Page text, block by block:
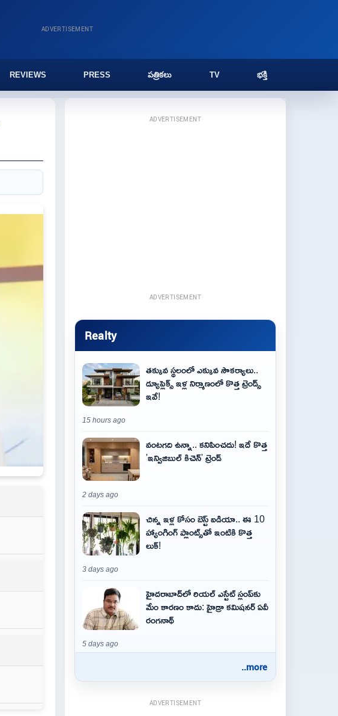
ADVERTISEMENT
REVIEWS PRESS పత్రికలు TV భక్తి
ADVERTISEMENT
ADVERTISEMENT
Realty
తక్కువ స్థలంలో ఎక్కువ సౌకర్యాలు..
డ్యూప్లెక్స్ ఇళ్ల నిర్మాణంలో కొత్త ట్రెండ్స్
ఇవే!
15 hours ago
వంటగది ఉన్నా.. కనిపించదు! ఇదే కొత్త
'ఇన్విజిబుల్ కిచెన్' ట్రెండ్
2 days ago
చిన్న ఇళ్ల కోసం బెస్ట్ ఐడియా.. ఈ 10
హ్యాంగింగ్ ప్లాంట్స్‌తో ఇంటికి కొత్త
లుక్!
3 days ago
హైదరాబాద్‌లో రియల్ ఎస్టేట్ స్లంప్‌కు
మేం కారణం కాదు: హైడ్రా కమిషనర్ ఏవీ
రంగనాథ్
5 days ago
..more
ADVERTISEMENT